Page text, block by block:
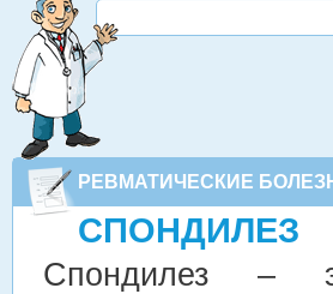
РЕВМАТИЧЕСКИЕ
СПОНДИЛЕЗ
Спондилез –